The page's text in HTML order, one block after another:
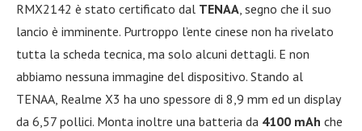
RMX2142 è stato certificato dal TENAA, segno che il suo
lancio è imminente. Purtroppo l’ente cinese non ha rivelato
tutta la scheda tecnica, ma solo alcuni dettagli. E non
abbiamo nessuna immagine del dispositivo. Stando al
TENAA, Realme X3 ha uno spessore di 8,9 mm ed un display
da 6,57 pollici. Monta inoltre una batteria da 4100 mAh che